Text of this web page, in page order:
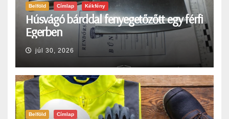
Belföld Címlap Kékfény
Húsvágó bárddal fenyegetőzőtt egy férfi
Egerben
júl 30, 2026
Belföld Címlap